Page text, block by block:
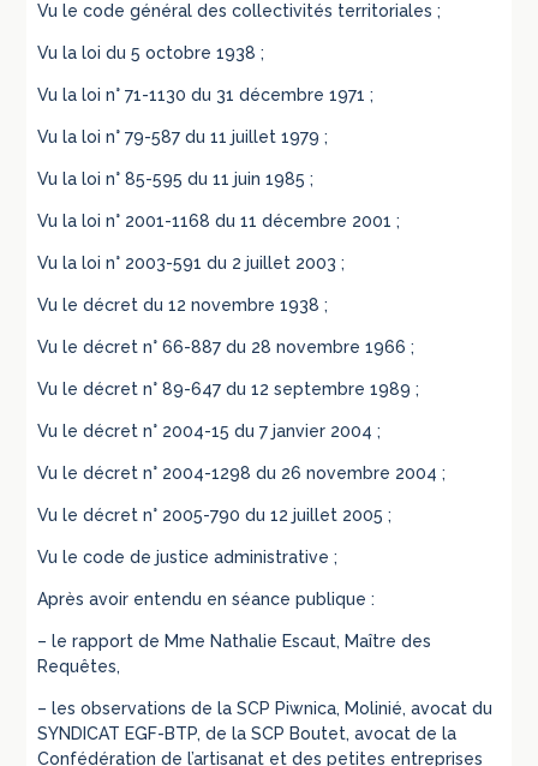
Vu le code général des collectivités territoriales ;
Vu la loi du 5 octobre 1938 ;
Vu la loi n° 71-1130 du 31 décembre 1971 ;
Vu la loi n° 79-587 du 11 juillet 1979 ;
Vu la loi n° 85-595 du 11 juin 1985 ;
Vu la loi n° 2001-1168 du 11 décembre 2001 ;
Vu la loi n° 2003-591 du 2 juillet 2003 ;
Vu le décret du 12 novembre 1938 ;
Vu le décret n° 66-887 du 28 novembre 1966 ;
Vu le décret n° 89-647 du 12 septembre 1989 ;
Vu le décret n° 2004-15 du 7 janvier 2004 ;
Vu le décret n° 2004-1298 du 26 novembre 2004 ;
Vu le décret n° 2005-790 du 12 juillet 2005 ;
Vu le code de justice administrative ;
Après avoir entendu en séance publique :
– le rapport de Mme Nathalie Escaut, Maître des
Requêtes,
– les observations de la SCP Piwnica, Molinié, avocat du
SYNDICAT EGF-BTP, de la SCP Boutet, avocat de la
Confédération de l’artisanat et des petites entreprises